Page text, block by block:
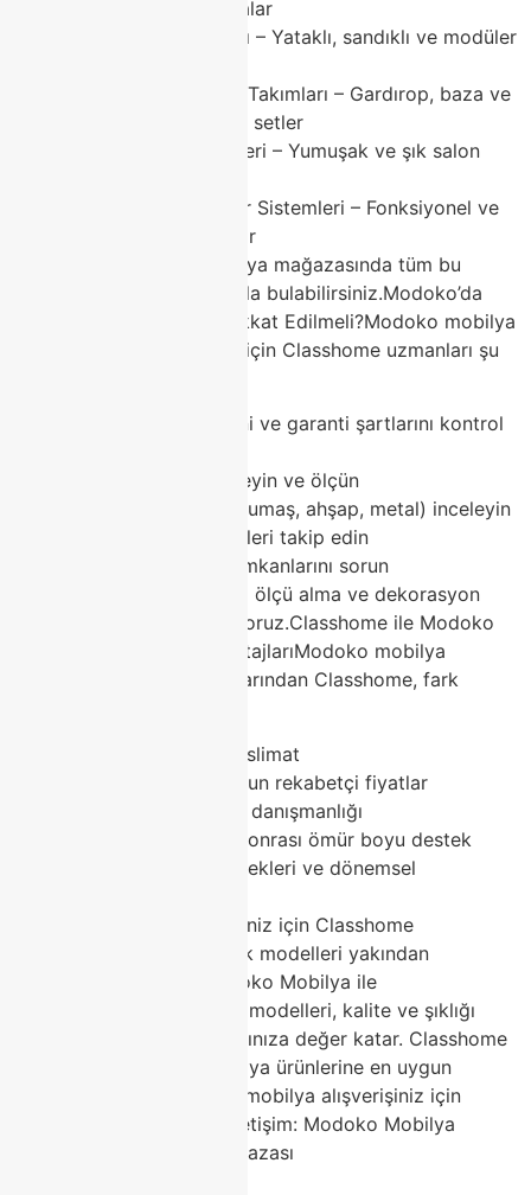
tutmaz modern masalar
Köşe Koltuk Takımları – Yataklı, sandıklı ve modüler
Modern Yatak Odası Takımları – Gardırop, baza ve
komodinlerle komple setler
Kadife Koltuk Modelleri – Yumuşak ve şık salon
TV Üniteleri ve Duvar Sistemleri – Fonksiyonel ve
estetik tamamlayıcılar
Classhome Modoko mobilya mağazasında tüm bu
trendleri rekabetçi fiyatlarla bulabilirsiniz.Modoko’da
Mobilya Alırken Nelere Dikkat Edilmeli?Modoko mobilya
alışverişinde doğru seçim için Classhome uzmanları şu
Mağaza güvenilirliğini ve garanti şartlarını kontrol
Ürünleri yerinde deneyin ve ölçün
Malzeme kalitesini (kumaş, ahşap, metal) inceleyin
Kampanya ve indirimleri takip edin
Satış sonrası servis imkanlarını sorun
Classhome olarak ücretsiz ölçü alma ve dekorasyon
danışmanlığı hizmeti veriyoruz.Classhome ile Modoko
Mobilya Alışverişinin AvantajlarıModoko mobilya
pazarının güvenilir markalarından Classhome, fark
Geniş stok ve hızlı teslimat
2026 trendlerine uygun rekabetçi fiyatlar
Ücretsiz dekorasyon danışmanlığı
2 yıl garanti + satış sonrası ömür boyu destek
Taksitli ödeme seçenekleri ve dönemsel
Modoko mobilya alışverişiniz için Classhome
mağazasına uğrayın, en şık modelleri yakından
görün!Sonuç: Evinizi Modoko Mobilya ile
YenileyinModoko mobilya modelleri, kalite ve şıklığı
birleştirerek yaşam alanlarınıza değer katar. Classhome
ile en trend Modoko mobilya ürünlerine en uygun
şartlarda sahip olun. Yeni mobilya alışverişiniz için
mağazamıza bekliyoruz!İletişim: Modoko Mobilya
Merkezi – Classhome Mağazası